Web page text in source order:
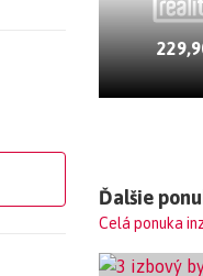
Ďalšie
Celá ponuka